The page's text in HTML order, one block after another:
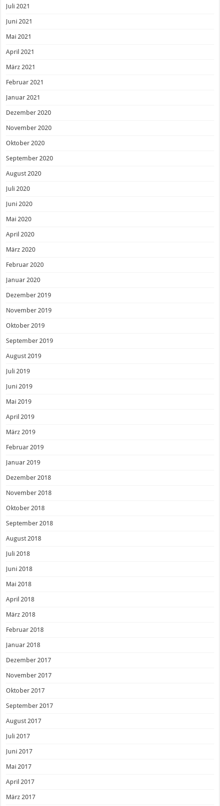
Juli 2021
Juni 2021
Mai 2021
April 2021
März 2021
Februar 2021
Januar 2021
Dezember 2020
November 2020
Oktober 2020
September 2020
August 2020
Juli 2020
Juni 2020
Mai 2020
April 2020
März 2020
Februar 2020
Januar 2020
Dezember 2019
November 2019
Oktober 2019
September 2019
August 2019
Juli 2019
Juni 2019
Mai 2019
April 2019
März 2019
Februar 2019
Januar 2019
Dezember 2018
November 2018
Oktober 2018
September 2018
August 2018
Juli 2018
Juni 2018
Mai 2018
April 2018
März 2018
Februar 2018
Januar 2018
Dezember 2017
November 2017
Oktober 2017
September 2017
August 2017
Juli 2017
Juni 2017
Mai 2017
April 2017
März 2017